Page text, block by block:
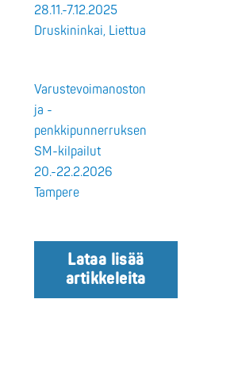
28.11.-7.12.2025
Druskininkai, Liettua
Varustevoimanoston
ja -
penkkipunnerruksen
SM-kilpailut
20.-22.2.2026
Tampere
Lataa lisää
artikkeleita